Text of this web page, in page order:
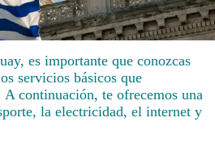
es importante que conozcas
servicios básicos que
A continuación, te ofrecemos una
la electricidad, el internet y